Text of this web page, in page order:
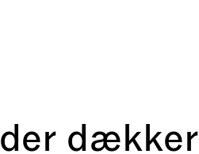
dækker